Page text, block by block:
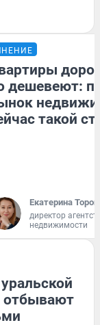
дешевеют:
такой
Екатерина
директор
недвижимости